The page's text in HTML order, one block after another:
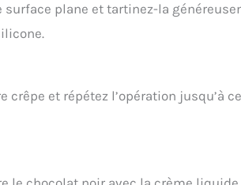
surface plane et tartinez-la
crêpe et répétez l’opération jusqu’à